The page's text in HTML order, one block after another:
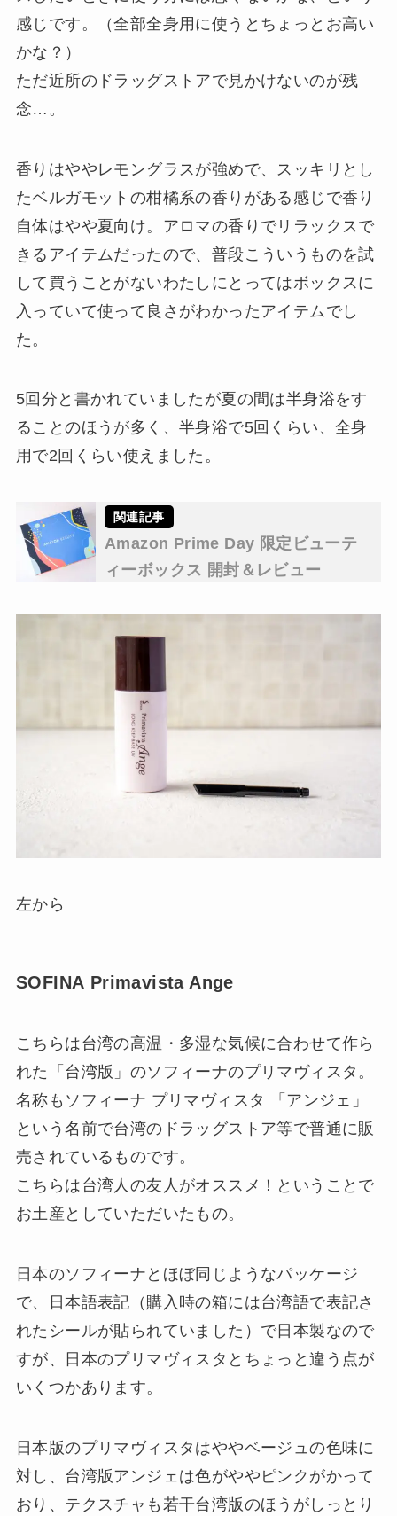
感じです。（全部全身用に使うとちょっとお高い
かな？）
ただ近所のドラッグストアで見かけないのが残
念…。
香りはややレモングラスが強めで、スッキリとし
たベルガモットの柑橘系の香りがある感じで香り
自体はやや夏向け。アロマの香りでリラックスで
きるアイテムだったので、普段こういうものを試
して買うことがないわたしにとってはボックスに
入っていて使って良さがわかったアイテムでし
た。
5回分と書かれていましたが夏の間は半身浴をす
ることのほうが多く、半身浴で5回くらい、全身
用で2回くらい使えました。
Amazon Prime Day 限定ビューテ
ィーボックス 開封＆レビュー
左から
SOFINA Primavista Ange
こちらは台湾の高温・多湿な気候に合わせて作ら
れた「台湾版」のソフィーナのプリマヴィスタ。
名称もソフィーナ プリマヴィスタ 「アンジェ」
という名前で台湾のドラッグストア等で普通に販
売されているものです。
こちらは台湾人の友人がオススメ！ということで
お土産としていただいたもの。
日本のソフィーナとほぼ同じようなパッケージ
で、日本語表記（購入時の箱には台湾語で表記さ
れたシールが貼られていました）で日本製なので
すが、日本のプリマヴィスタとちょっと違う点が
いくつかあります。
日本版のプリマヴィスタはややベージュの色味に
対し、台湾版アンジェは色がややピンクがかって
おり、テクスチャも若干台湾版のほうがしっとり